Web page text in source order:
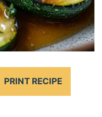
PRINT RECIPE